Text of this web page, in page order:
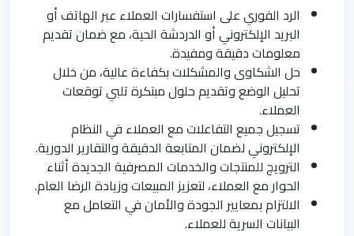
الرد الفوري على استفسارات العملاء عبر الهاتف أو
البريد الإلكتروني أو الدردشة الحية، مع ضمان تقديم
معلومات دقيقة ومفيدة.
حل الشكاوى والمشكلات بكفاءة عالية، من خلال
تحليل الوضع وتقديم حلول مبتكرة تلبي توقعات
العملاء.
تسجيل جميع التفاعلات مع العملاء في النظام
الإلكتروني لضمان المتابعة الدقيقة والتقارير الدورية.
الترويج للمنتجات والخدمات المصرفية الجديدة أثناء
الحوار مع العملاء، لتعزيز المبيعات وزيادة الرضا العام.
الالتزام بمعايير الجودة والأمان في التعامل مع
البيانات السرية للعملاء.